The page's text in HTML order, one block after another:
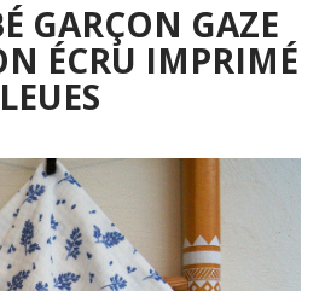
GARÇON GAZE
ÉCRU IMPRIMÉ